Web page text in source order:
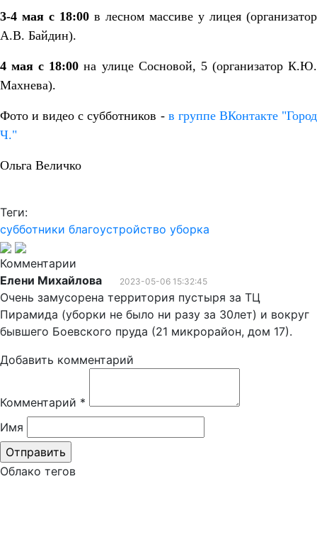
3-4 мая с 18:00 в лесном массиве у лицея (организатор
А.В. Байдин).
4 мая с 18:00 на улице Сосновой, 5 (организатор К.Ю.
Махнева).
Фото и видео с субботников - в группе ВКонтакте "Город
Ч."
Ольга Величко
Теги:
субботники благоустройство уборка
Комментарии
Елени Михайлова
2023-05-06 15:32:45
Очень замусорена территория пустыря за ТЦ
Пирамида (уборки не было ни разу за 30лет) и вокруг
бывшего Боевского пруда (21 микрорайон, дом 17).
Добавить комментарий
Комментарий *
Имя
Облако тегов